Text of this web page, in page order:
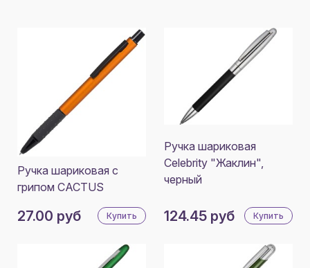
Ручка шариковая с
грипом CACTUS
27.00 руб Купить
Ручка шариковая
Celebrity "Жаклин",
черный
124.45 руб Купить